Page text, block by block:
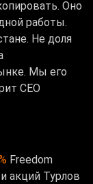
Оно
работы.
Не доля
Мы его
СЕО
Freedom
акций Турлов